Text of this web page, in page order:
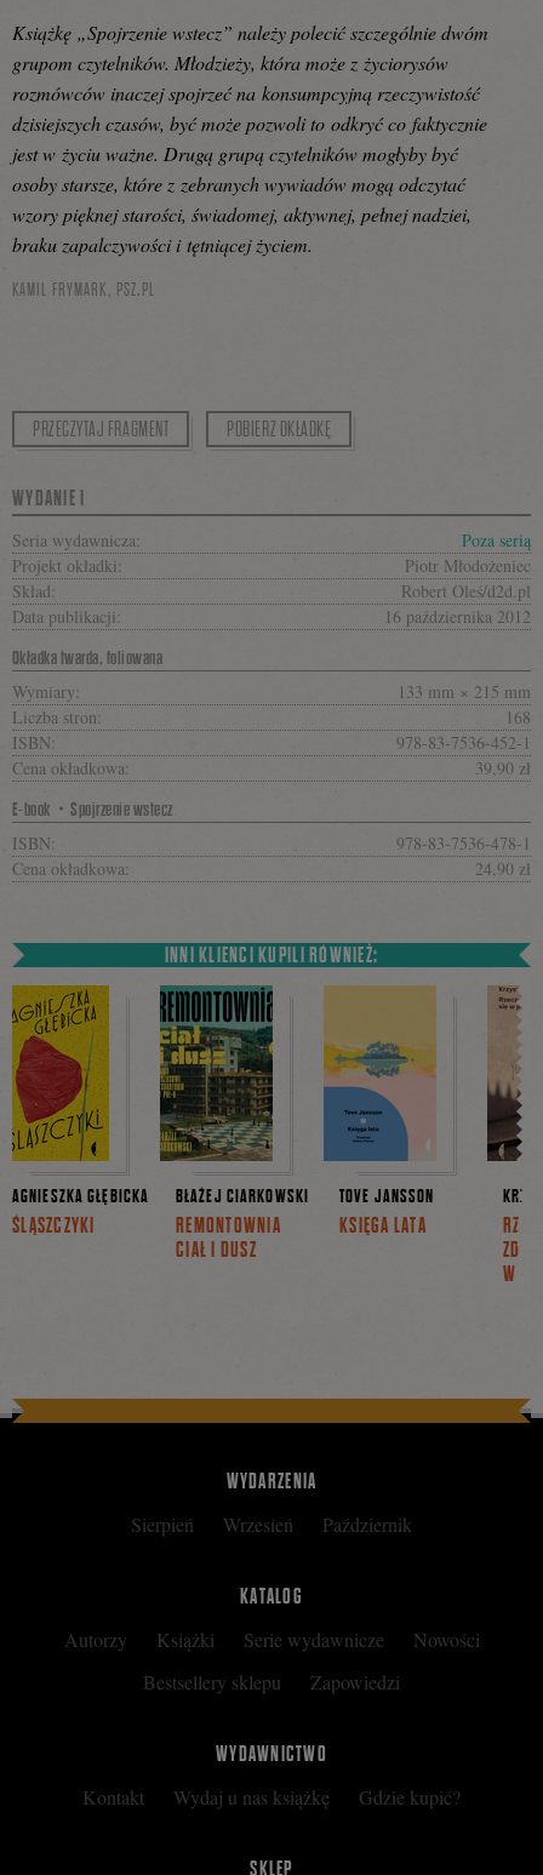
Książkę „Spojrzenie wstecz” należy polecić szczególnie dwóm
grupom czytelników. Młodzieży, która może z życiorysów
rozmówców inaczej spojrzeć na konsumpcyjną rzeczywistość
dzisiejszych czasów, być może pozwoli to odkryć co faktycznie
jest w życiu ważne. Drugą grupą czytelników mogłyby być
osoby starsze, które z zebranych wywiadów mogą odczytać
wzory pięknej starości, świadomej, aktywnej, pełnej nadziei,
braku zapalczywości i tętniącej życiem.
KAMIL FRYMARK, PSZ.PL
PRZECZYTAJ FRAGMENT POBIERZ OKŁADKĘ
WYDANIE I
Seria wydawnicza:
Poza serią
Projekt okładki:
Piotr Młodożeniec
Skład:
Robert Oleś/d2d.pl
Data publikacji:
16 października 2012
Okładka twarda, foliowana
Wymiary:
133 mm × 215 mm
Liczba stron:
168
ISBN:
978-83-7536-452-1
Cena okładkowa:
39,90 zł
E-book・Spojrzenie wstecz
ISBN:
978-83-7536-478-1
Cena okładkowa:
24,90 zł
INNI KLIENCI KUPILI RÓWNIEŻ:
AGNIESZKA GŁĘBICKA
ŚLĄSZCZYKI
BŁAŻEJ CIARKOWSKI
REMONTOWNIA
CIAŁ I DUSZ
TOVE JANSSON
KSIĘGA LATA
W
WYDARZENIA
Sierpień Wrzesień Październik
KATALOG
Autorzy Książki Serie wydawnicze
Nowości
Bestsellery sklepu
Zapowiedzi
WYDAWNICTWO
Kontakt Wydaj u nas książkę Gdzie kupić?
SKLEP